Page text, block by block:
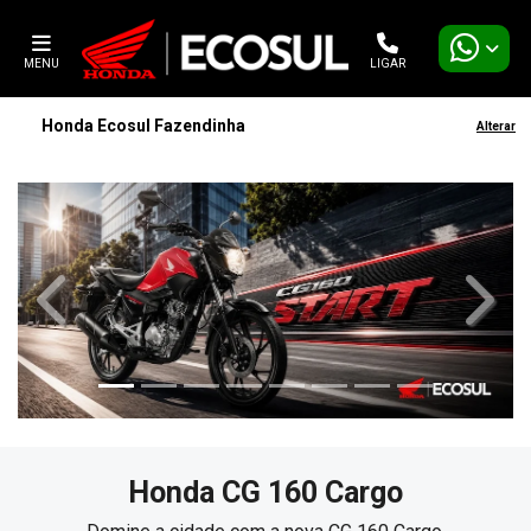
MENU LIGAR
Honda Ecosul Fazendinha Alterar
templates.template-
Honda CG 160 Cargo